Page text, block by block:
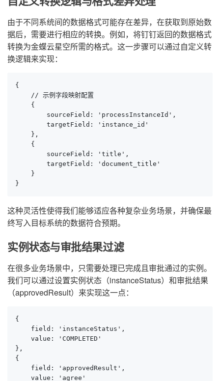
由于不同系统间的数据格式可能存在差异，在获取到原始数
据后，需要进行相应的转换。例如，将钉钉返回的数据格式
转换为金蝶云星空所需的格式。这一步骤可以通过自定义转
换逻辑来实现：
{
    // 示例字段映射配置
    {
        sourceField: 'processInstanceId',
        targetField: 'instance_id'
    },
    {
        sourceField: 'title',
        targetField: 'document_title'
    }
}
这种灵活性使得我们能够适应各种复杂业务场景，并确保最
终写入目标系统的数据符合预期。
实例状态与审批结果过滤
在很多业务场景中，只需要处理已完成且审批通过的实例。
我们可以通过设置实例状态（instanceStatus）和审批结果
（approvedResult）来实现这一点：
{
    field: 'instanceStatus',
    value: 'COMPLETED'
},
{
    field: 'approvedResult',
    value: 'agree'